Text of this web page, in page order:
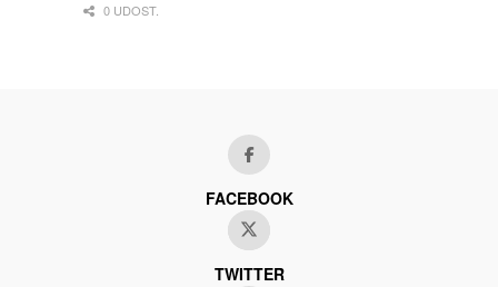
0 UDOST.
FACEBOOK
TWITTER